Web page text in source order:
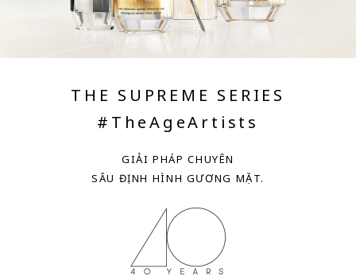
THE SUPREME SERIES
#TheAgeArtists
GIẢI PHÁP CHUYÊN
SÂU ĐỊNH HÌNH GƯƠNG MẶT.